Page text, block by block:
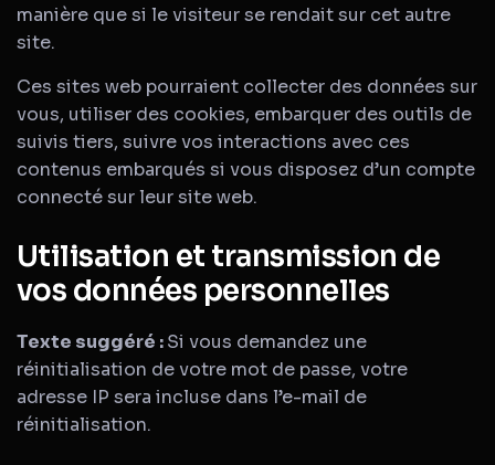
manière que si le visiteur se rendait sur cet autre
site.
Ces sites web pourraient collecter des données sur
vous, utiliser des cookies, embarquer des outils de
suivis tiers, suivre vos interactions avec ces
contenus embarqués si vous disposez d’un compte
connecté sur leur site web.
Utilisation et transmission de
vos données personnelles
Texte suggéré :Si vous demandez une
réinitialisation de votre mot de passe, votre
adresse IP sera incluse dans l’e-mail de
réinitialisation.